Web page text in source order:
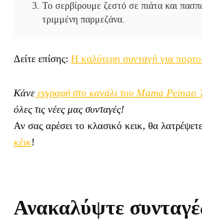
Το σερβίρουμε ζεστό σε πιάτα και
τριμμένη παρμεζάνα.
Δείτε επίσης: Η καλύτερη συνταγή για
Κάνε εγγραφή στο κανάλι του Mama Peinao
όλες τις νέες μας συνταγές!
Αν σας αρέσει το κλασικό κεικ, θα
κέικ!
Ανακαλύψτε